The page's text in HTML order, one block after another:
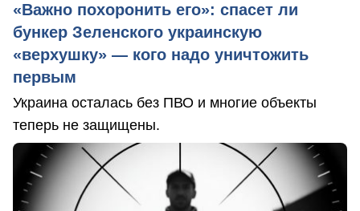
«Важно похоронить его»: спасет ли
бункер Зеленского украинскую
«верхушку» — кого надо уничтожить
первым
Украина осталась без ПВО и многие объекты
теперь не защищены.